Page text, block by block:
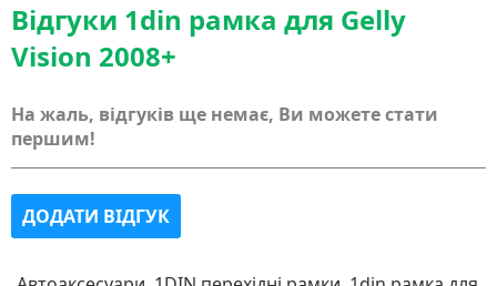
Відгуки 1din рамка для Gelly
Vision 2008+
На жаль, відгуків ще немає, Ви можете стати
першим!
ДОДАТИ ВІДГУК